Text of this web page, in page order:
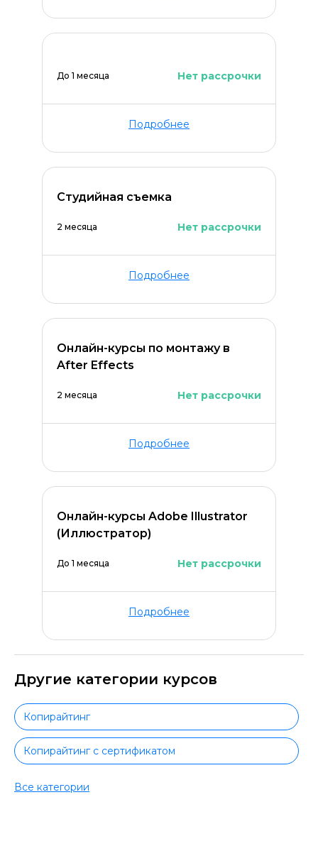
До 1 месяца Нет рассрочки
Подробнее
Студийная съемка
2 месяца Нет рассрочки
Подробнее
Онлайн-курсы по монтажу в
After Effects
2 месяца Нет рассрочки
Подробнее
Онлайн-курсы Adobe Illustrator
(Иллюстратор)
До 1 месяца Нет рассрочки
Подробнее
Другие категории курсов
Копирайтинг
Копирайтинг с сертификатом
Копирайтинг с трудоустройством
Все категории